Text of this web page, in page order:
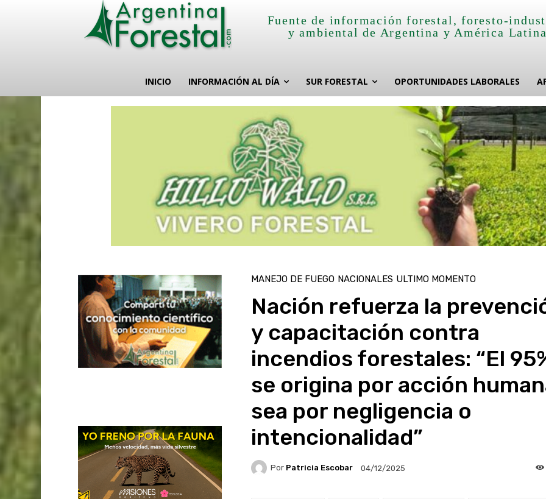
Fuente de información forestal, foresto-
y ambiental de Argentina y América
INICIO INFORMACIÓN AL DÍA SUR FORESTAL OPORTUNIDADES LABORALES
MANEJO DE FUEGO NACIONALES ULTIMO MOMENTO
Nación refuerza la
y capacitación contra
incendios forestales: “El
se origina por acción
sea por negligencia o
intencionalidad”
Por Patricia Escobar 04/12/2025